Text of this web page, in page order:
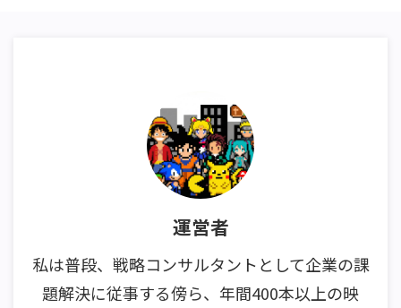
運営者
私は普段、戦略コンサルタントとして企業の課
題解決に従事する傍ら、年間400本以上の映